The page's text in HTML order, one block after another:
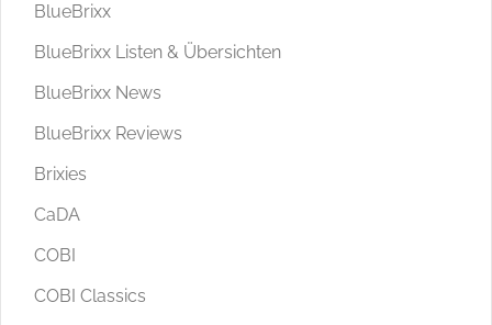
BlueBrixx
BlueBrixx Listen & Übersichten
BlueBrixx News
BlueBrixx Reviews
Brixies
CaDA
COBI
COBI Classics